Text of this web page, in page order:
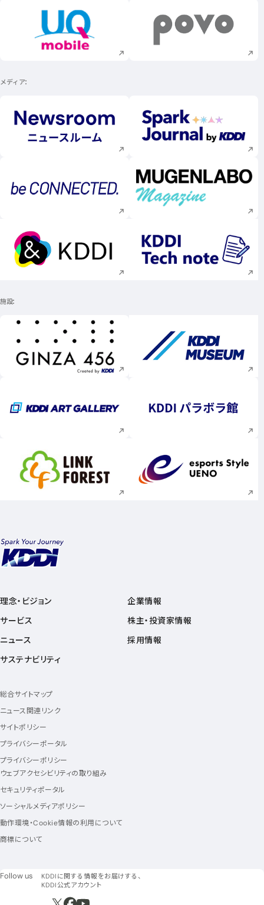
新規ウィンドウで開く 新規ウィンドウで
メディア
新規ウィンドウで開く 新規ウィンドウで
新規ウィンドウで開く 新規ウィンドウで
新規ウィンドウで開く 新規ウィンドウで
施設
新規ウィンドウで開く 新規ウィンドウで
新規ウィンドウで開く 新規ウィンドウで
新規ウィンドウで開く 新規ウィンドウで
理念・ビジョン
サービス
ニュース
サステナビリティ
企業情報
株主・投資家情報
採用情報
総合サイトマップ
ニュース関連リンク
サイトポリシー
プライバシーポータル
プライバシーポリシー
ウェブアクセシビリティの取り組み
セキュリティポータル
ソーシャルメディアポリシー
動作環境・Cookie情報の利用について
商標について
Follow us フォローアス
KDDIに関する情報をお届けする、
KDDI公式アカウント